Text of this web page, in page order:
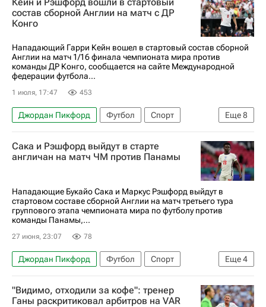
Англия
Авторы РИА Новости Спорт
Материалы РИА Спорт
Эквадор
Джуд Беллингем
Томас Тухель
состав сборной Англии на матч с ДР
Конго
Нападающий Гарри Кейн вошел в стартовый состав сборной
Англии на матч 1/16 финала чемпионата мира против
команды ДР Конго, сообщается на сайте Международной
федерации футбола...
1 июля, 17:47 453
Еще8
Джордан Пикфорд Футбол
Спорт
Англия
Атланта
США
Международная федерация футбола (ФИФА)
Эзри Конса
ДР Конго
Сака и Рэшфорд выйдут в старте
англичан на матч ЧМ против Панамы
Нападающие Букайо Сака и Маркус Рэшфорд выйдут в
стартовом составе сборной Англии на матч третьего тура
группового этапа чемпионата мира по футболу против
команды Панамы,...
27 июня, 23:07 78
Еще4
Джордан Пикфорд Футбол
Спорт
Маркус Рэшфорд
Букайо Сака
Международная федерация футбола (ФИФА)
"Видимо, отходили за кофе": тренер
Ганы раскритиковал арбитров на VAR